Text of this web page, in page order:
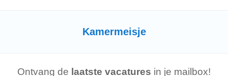
het hart van het historische Brugge ligt het charmante hotel, waar
en vriendelijk team...
Kamermeisje
Ontvang de laatste vacatures in je mailbox!